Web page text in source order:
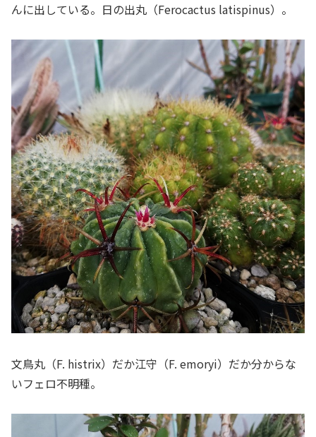
んに出している。日の出丸（Ferocactus latispinus）。
文鳥丸（F. histrix）だか江守（F. emoryi）だか分からな
いフェロ不明種。